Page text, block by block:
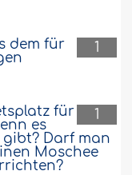
1
dem für
1
für
es
Darf man
Moschee